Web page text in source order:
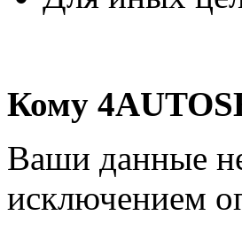
Кому
Ваши данные
исключением